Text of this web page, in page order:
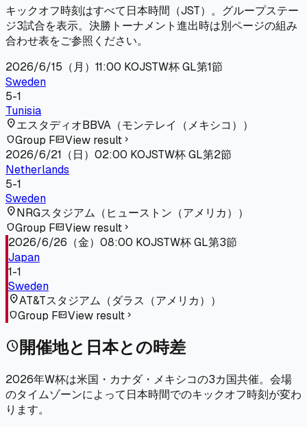
キックオフ時刻はすべて日本時間（JST）。グループステー
ジ3試合を表示。決勝トーナメント進出時は別ページの組み
合わせ表をご参照ください。
2026/6/15（月） 11:00 KOJSTW杯 GL第1節
Sweden
5-1
Tunisia
location_onエスタディオBBVA （モンテレイ（メキシコ） ）
shieldGroup Ffact_checkView result chevron_right
2026/6/21（日） 02:00 KOJSTW杯 GL第2節
Netherlands
5-1
Sweden
location_onNRGスタジアム （ ヒューストン（アメリカ） ）
shieldGroup Ffact_checkView result chevron_right
2026/6/26（金） 08:00 KOJSTW杯 GL第3節
Japan
1-1
Sweden
location_onAT&Tスタジアム （ダラス（アメリカ） ）
shieldGroup Ffact_checkView result chevron_right
schedule開催地と日本との時差
2026年W杯は米国・カナダ・メキシコの3カ国共催。会場
のタイムゾーンによって日本時間でのキックオフ時刻が変わ
ります。